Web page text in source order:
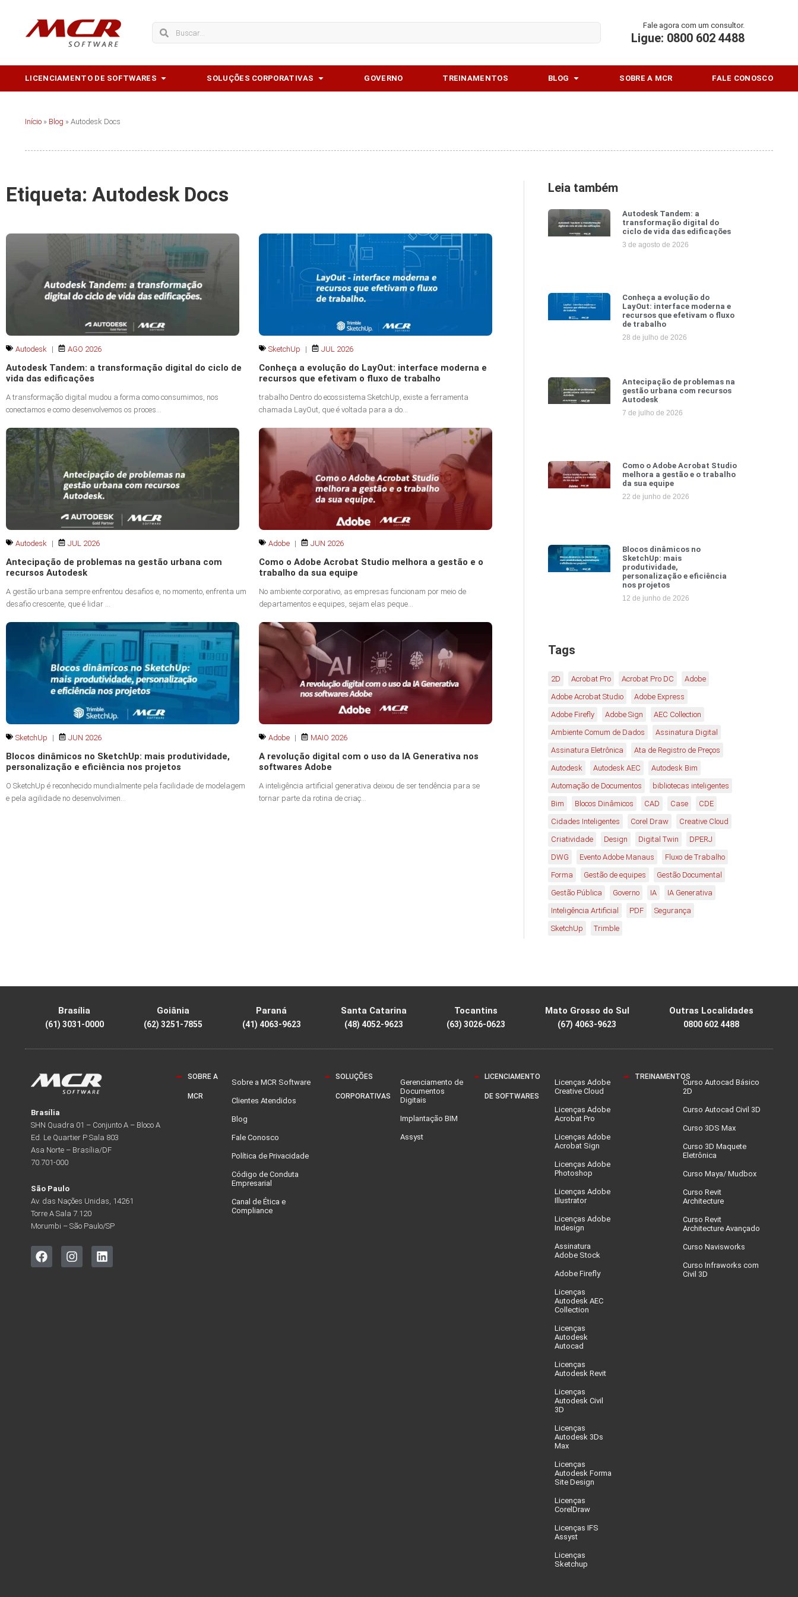
Pesquisar Fale agora com um consultor.
Ligue: 0800 602 4488
LICENCIAMENTO DE SOFTWARES Abrir Licenciamento de softwares
SOLUÇÕES CORPORATIVAS Abrir Soluções corporativas
GOVERNO TREINAMENTOS BLOG Abrir Blog SOBRE A MCR FALE CONOSCO
Início » Blog » Autodesk Docs
Etiqueta: Autodesk Docs
Autodesk | AGO 2026
Autodesk Tandem: a transformação digital do ciclo de
vida das edificações
A transformação digital mudou a forma como consumimos, nos
conectamos e como desenvolvemos os proces...
SketchUp | JUL 2026
Conheça a evolução do LayOut: interface moderna e
recursos que efetivam o fluxo de trabalho
trabalho Dentro do ecossistema SketchUp, existe a ferramenta
chamada LayOut, que é voltada para a do...
Autodesk | JUL 2026
Antecipação de problemas na gestão urbana com
recursos Autodesk
A gestão urbana sempre enfrentou desafios e, no momento, enfrenta um
desafio crescente, que é lidar ...
Adobe | JUN 2026
Como o Adobe Acrobat Studio melhora a gestão e o
trabalho da sua equipe
No ambiente corporativo, as empresas funcionam por meio de
departamentos e equipes, sejam elas peque...
SketchUp | JUN 2026
Blocos dinâmicos no SketchUp: mais produtividade,
personalização e eficiência nos projetos
O SketchUp é reconhecido mundialmente pela facilidade de modelagem
e pela agilidade no desenvolvimen...
Adobe | MAIO 2026
A revolução digital com o uso da IA Generativa nos
softwares Adobe
A inteligência artificial generativa deixou de ser tendência para se
tornar parte da rotina de criaç...
Leia também
Autodesk Tandem: a
transformação digital do
ciclo de vida das edificações
3 de agosto de 2026
Conheça a evolução do
LayOut: interface moderna e
recursos que efetivam o fluxo
de trabalho
28 de julho de 2026
Antecipação de problemas na
gestão urbana com recursos
Autodesk
7 de julho de 2026
Como o Adobe Acrobat Studio
melhora a gestão e o trabalho
da sua equipe
22 de junho de 2026
Blocos dinâmicos no
SketchUp: mais
produtividade,
personalização e eficiência
nos projetos
12 de junho de 2026
Tags
2D Acrobat Pro Acrobat Pro DC
Adobe
Adobe Acrobat Studio
Adobe Express
Adobe Firefly
Adobe Sign
AEC Collection
Ambiente Comum de Dados
Assinatura Digital
Assinatura Eletrônica
Ata de Registro de Preços
Autodesk
Autodesk AEC
Autodesk Bim
Automação de Documentos
bibliotecas inteligentes
Bim
Blocos Dinâmicos CAD Case
CDE
Cidades Inteligentes
Corel Draw
Creative Cloud
Criatividade
Design Digital Twin
DPERJ
DWG
Evento Adobe Manaus
Fluxo de Trabalho
Forma
Gestão de equipes
Gestão Documental
Gestão Pública
Governo IA
IA Generativa
Inteligência Artificial
PDF
Segurança
SketchUp
Trimble
Brasília
(61) 3031-0000
Goiânia
(62) 3251-7855
Paraná
(41) 4063-9623
Santa Catarina
(48) 4052-9623
Tocantins
(63) 3026-0623
Mato Grosso do Sul
(67) 4063-9623
Outras Localidades
0800 602 4488
Brasília
SHN Quadra 01 – Conjunto A – Bloco A
Ed. Le Quartier P Sala 803
Asa Norte – Brasília/DF
70.701-000
São Paulo
Av. das Nações Unidas, 14261
Torre A Sala 7.120
Morumbi – São Paulo/SP
F
a
I
n
L
i
SOBRE A
MCR
Sobre a MCR Software
Clientes Atendidos
Blog
Fale Conosco
Política de Privacidade
Código de Conduta
Empresarial
Canal de Ética e
Compliance
SOLUÇÕES
CORPORATIVAS
Gerenciamento de
Documentos
Digitais
Implantação BIM
Assyst
LICENCIAMENTO
DE SOFTWARES
Licenças Adobe
Creative Cloud
Licenças Adobe
Acrobat Pro
Licenças Adobe
Acrobat Sign
Licenças Adobe
Photoshop
Licenças Adobe
Illustrator
Licenças Adobe
Indesign
Assinatura
Adobe Stock
Adobe Firefly
Licenças
Autodesk AEC
Collection
Licenças
Autodesk
Autocad
Licenças
Autodesk Revit
Licenças
Autodesk Civil
3D
Licenças
Autodesk 3Ds
Max
Licenças
Autodesk Forma
Site Design
Licenças
CorelDraw
Licenças IFS
Assyst
Licenças
Sketchup
TREINAMENTOS
Curso Autocad Básico
2D
Curso Autocad Civil 3D
Curso 3DS Max
Curso 3D Maquete
Eletrônica
Curso Maya/ Mudbox
Curso Revit
Architecture
Curso Revit
Architecture Avançado
Curso Navisworks
Curso Infraworks com
Civil 3D